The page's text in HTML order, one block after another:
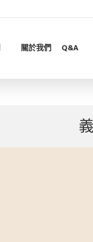
關於我們 Q&A